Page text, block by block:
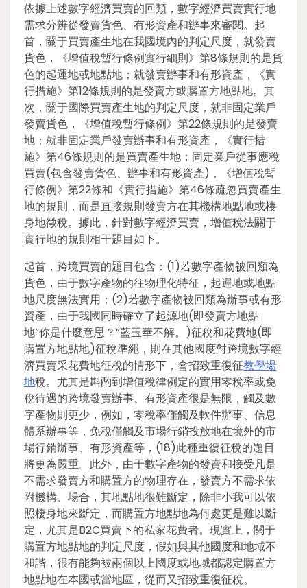
依據上述數字經濟買賣的回類，數字經濟買賣實行地
需求分辨從發賣貨色、有形資產和辦事來審閱。起
首，關于買賣產生地在我國境內的判定尺度，就發賣
貨色，《增值稅暫行條例實行細則》第8條規則的是貨
色的起運地或地點地；就發賣辦事和有形資產，《實
行措施》第12條規則的是發賣方或購置方地點地。其
次，關于國際買賣產生地的判定尺度，就非固定業戶
發賣貨色，《增值稅暫行條例》第22條規則的是發賣
地；就非固定業戶發賣辦事和有形資產，《實行措
施》第46條規則的是買賣產生地；固定業戶從事應稅
買賣(包含發賣貨色、辦事和有形資產)，《增值稅暫
行條例》第22條和《實行措施》第46條疏忽買賣產生
地的規則，而是直接規則發賣方在其機構地點地或棲
身地徵稅。據此，針對數字經濟買賣，增值稅法關于
實行地的規則相干題目如下。
起首，跨境買賣的題目包含：(1)若數字產物被回類為
貨色，由于數字產物的往物理化特征，起運地或地點
地尺度無法實用；(2)若數字產物被回類為辦事或有形
資產，由于我國同時確立了起源地(即發賣方地點
地“你是什麼意思？”藍玉華不解。)征稅和花費地(即
購置方地點地)征稅準繩，則在其他國度對跨境數字經
濟買賣采花費地征稅的情形下，會招致重復征教學場
地稅。尤其是斟酌到增值稅律例定的實用零稅率或免
稅待遇的跨境發賣辦事、有形資產很是無限，觸及數
字產物則更少，例如，零稅率僅觸及軟件辦事、信息
體系辦事等，免稅僅觸及市場行銷投放地在境外的市
場行銷辦事、有形資產等，(18)此種重復征稅的題目
將更為嚴重。此外，由于數字產物的發賣和接受凡是
不需求發賣方和購置方的物理存在，發賣方不需求依
附機構、場合，其地點地很難斷定，除非小我可以依
照棲身地來斷定，而購置方地點地為何處更是難以斷
定，尤其是B2C買賣下的私家花費者。現實上，關于
購置方地點地的判定尺度，假如與其他國度和地域不
和諧，很有能夠被兩個以上國度或地域都認定購置方
地點地在本國或當地區，從而又招致重復征稅。